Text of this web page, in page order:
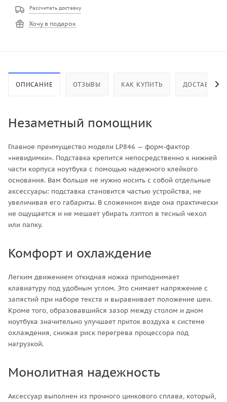
Рассчитать доставку
Хочу в подарок
ОПИСАНИЕ ОТЗЫВЫ КАК КУПИТЬ ДОСТАВКА
Незаметный помощник
Главное преимущество модели LP846 — форм-фактор
«невидимки». Подставка крепится непосредственно к нижней
части корпуса ноутбука с помощью надежного клейкого
основания. Вам больше не нужно носить с собой отдельные
аксессуары: подставка становится частью устройства, не
увеличивая его габариты. В сложенном виде она практически
не ощущается и не мешает убирать лэптоп в тесный чехол
или папку.
Комфорт и охлаждение
Легким движением откидная ножка приподнимает
клавиатуру под удобным углом. Это снимает напряжение с
запястий при наборе текста и выравнивает положение шеи.
Кроме того, образовавшийся зазор между столом и дном
ноутбука значительно улучшает приток воздуха к системе
охлаждения, снижая риск перегрева процессора под
нагрузкой.
Монолитная надежность
Аксессуар выполнен из прочного цинкового сплава, который,